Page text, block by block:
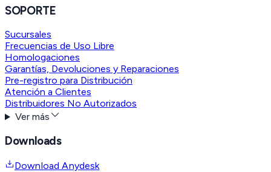
SOPORTE
Sucursales
Frecuencias de Uso Libre
Homologaciones
Garantías, Devoluciones y Reparaciones
Pre-registro para Distribución
Atención a Clientes
Distribuidores No Autorizados
Ver más
Downloads
Download Anydesk